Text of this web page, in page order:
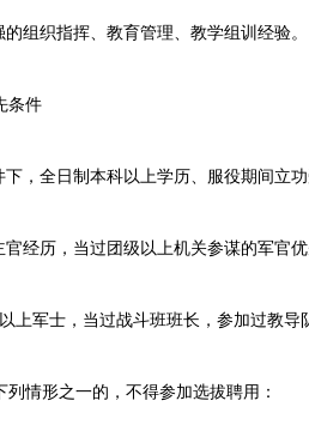
织指挥、教育管理、教学组训经验。
件
全日制本科以上学历、服役期间立功
历，当过团级以上机关参谋的军官优
军士，当过战斗班班长，参加过教导
情形之一的，不得参加选拔聘用：